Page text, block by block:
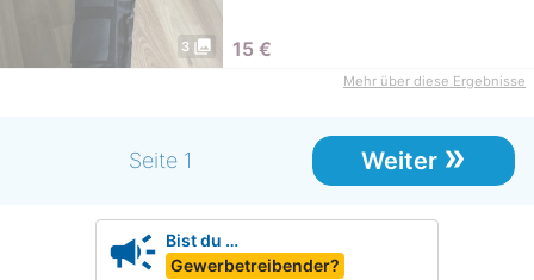
3 photo_library 15 €
Mehr über diese Ergebnisse
Seite 1 Weiter »
campaign Bist du …
Gewerbetreibender?